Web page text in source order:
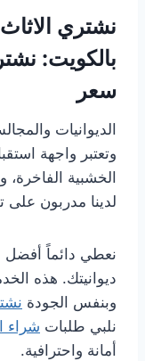
نشتري
بالكويت:
سعر
الديوانيات
وتعتبر واجهة
الخشبية
لدينا مدربون على
نعطي دائماً أفضل
ديوانيتك. هذه
وبنفس الجودة
نلبي طلبات شراء
أمانة واحترافية.